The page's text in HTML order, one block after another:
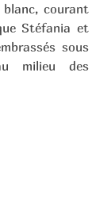
courant
Stéfania et
sous
milieu des